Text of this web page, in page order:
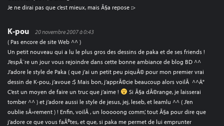
Je ne dirai pas que c’est mieux, mais Ã§a repose :>
K-pou
20 novembre 2007 à 0:43
( Pas encore de site Web ^^ )
Un petit nouveau qui a lu le plus gros des dessins de paka et de ses friends !
J’espÃ¨re un jour vous rejoindre dans cette bonne ambiance de blog BD ^^
J’adore le style de Paka ( que j’ai un petit peu piquÃ© pour mon premier vrai
dessin de K-pou, j’avoue :$ Mais bon, j’apprÃ©cie beaucoup alors voilÃ ^^Â°
C’est un moyen de faire un truc que j’aime !
Si Ã§a dÃ©range, je laisserai
tomber ^^ ) et j’adore aussi le style de jesus, jej, leseb, et leamlu ^^ ( J’en
oublie sÃ»rement ) ! Enfin, voilÃ , un looooong comm’, tout Ã§a pour dire que
j’adore ce que vous faÃ®tes, et que, si paka me permet de lui emprunter